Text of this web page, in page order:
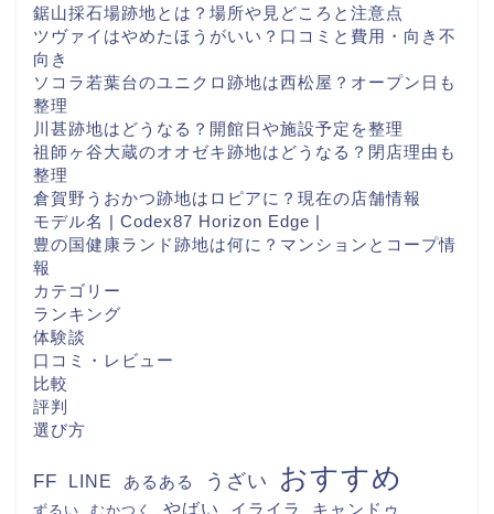
鋸山採石場跡地とは？場所や見どころと注意点
ツヴァイはやめたほうがいい？口コミと費用・向き不
向き
ソコラ若葉台のユニクロ跡地は西松屋？オープン日も
整理
川甚跡地はどうなる？開館日や施設予定を整理
祖師ヶ谷大蔵のオオゼキ跡地はどうなる？閉店理由も
整理
倉賀野うおかつ跡地はロピアに？現在の店舗情報
モデル名 | Codex87 Horizon Edge |
豊の国健康ランド跡地は何に？マンションとコープ情
報
カテゴリー
ランキング
体験談
口コミ・レビュー
比較
評判
選び方
FF LINE あるある うざい おすすめ
ずるい むかつく やばい イライラ キャンドゥ